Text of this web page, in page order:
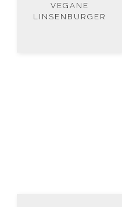
VEGANE
LINSENBURGER